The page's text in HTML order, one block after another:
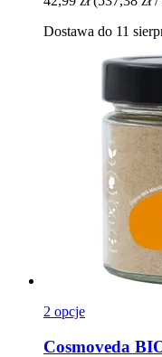
Dostawa do 11
2 opcje
Cosmoveda